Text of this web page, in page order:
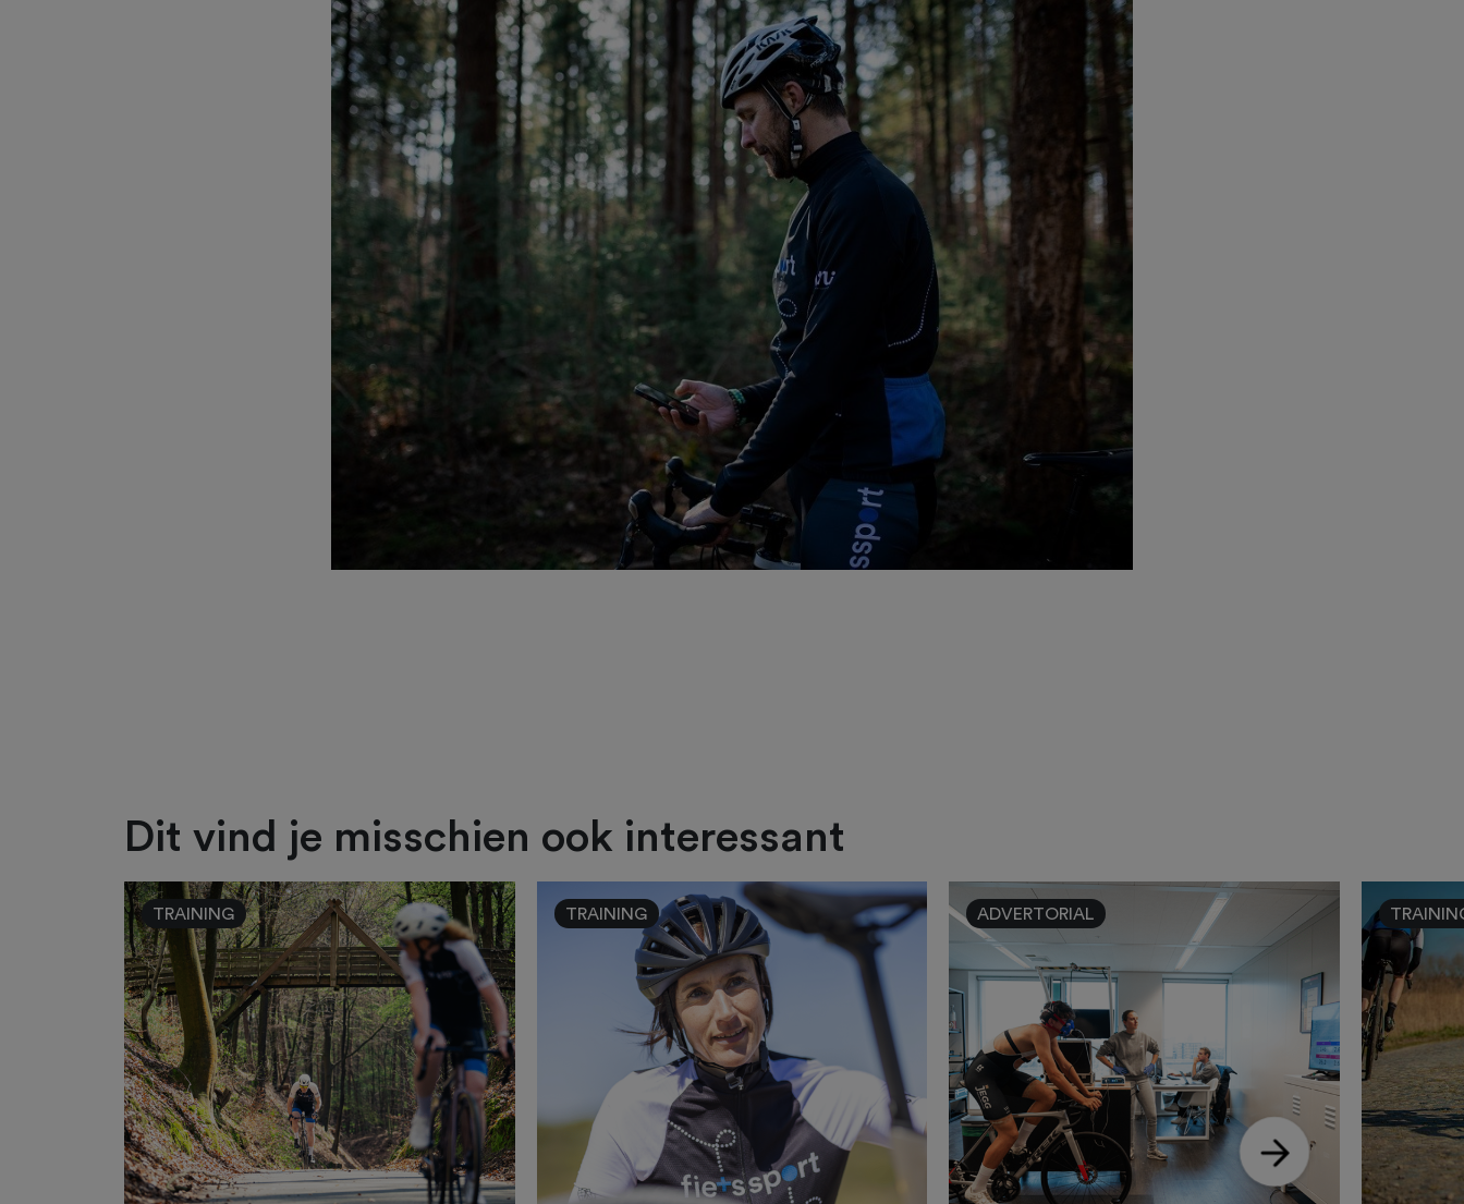
Dit vind je misschien ook interessant
TRAINING TRAINING ADVERTORIAL